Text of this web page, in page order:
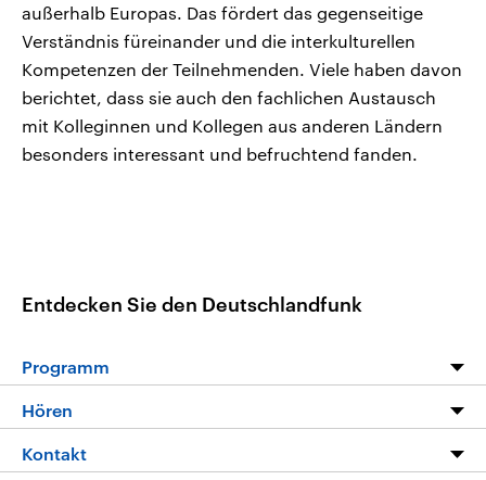
außerhalb Europas. Das fördert das gegenseitige
Verständnis füreinander und die interkulturellen
Kompetenzen der Teilnehmenden. Viele haben davon
berichtet, dass sie auch den fachlichen Austausch
mit Kolleginnen und Kollegen aus anderen Ländern
besonders interessant und befruchtend fanden.
Entdecken Sie den Deutschlandfunk
Programm
Programm
Die Nachrichten
Hören
Livestream
Kontakt